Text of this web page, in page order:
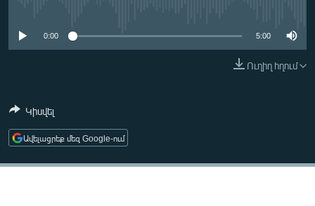
ՄԻՋԱԶԳԱՅԻՆ
ՄԵԿՆԱԲԱՆՈՒԹՅՈՒՆ
ՏՏ ԵՒ ԻՆՏԵՐՆԵՏ
0:00 5:00
Ուղիղ հղում
Կիսվել
Ավելացրեք մեզ Google-ում